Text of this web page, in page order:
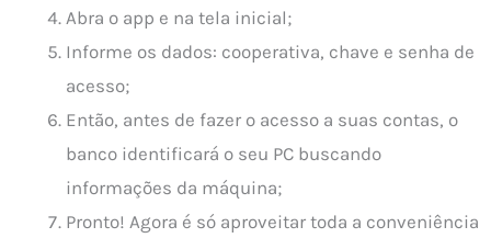
Abra o app e na tela inicial;
Informe os dados: cooperativa, chave e senha de
acesso;
Então, antes de fazer o acesso a suas contas, o
banco identificará o seu PC buscando
informações da máquina;
Pronto! Agora é só aproveitar toda a conveniência